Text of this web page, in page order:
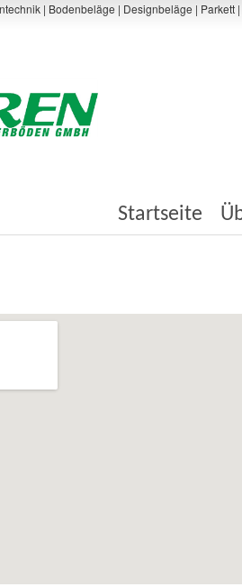
| Bodenbeläge | Designbeläge | Parkett
Startseite